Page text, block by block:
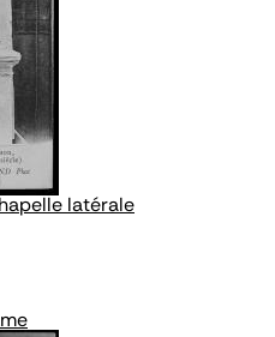
latérale